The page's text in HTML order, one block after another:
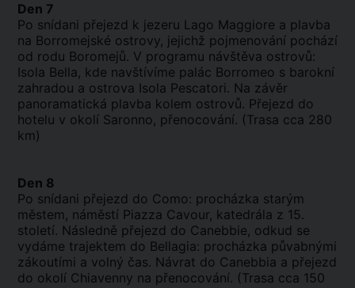
Den 7
Po snídani přejezd k jezeru Lago Maggiore a plavba
na Borromejské ostrovy, jejichž pojmenování pochází
od rodu Boromejů. V programu návštěva ostrovů:
Isola Bella, kde navštívíme palác Borromeo s barokní
zahradou a ostrova Isola Pescatori. Na závěr
panoramatická plavba kolem ostrovů. Přejezd do
hotelu v okolí Saronno, přenocování. (Trasa cca 280
km)
Den 8
Po snídani přejezd do Como: procházka starým
městem, náměstí Piazza Cavour, katedrála z 15.
století. Následně přejezd do Canebbie, odkud se
vydáme trajektem do Bellagia: procházka půvabnými
zákoutími a volný čas. Návrat do Canebbia a přejezd
do okolí Chiavenny na přenocování. (Trasa cca 150